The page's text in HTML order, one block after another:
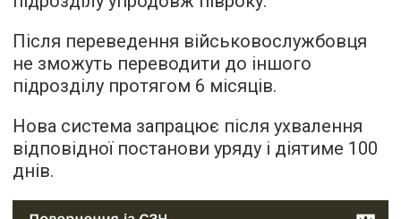
Після переведення військовослужбовця
не зможуть переводити до іншого
підрозділу протягом 6 місяців.
Нова система запрацює після ухвалення
відповідної постанови уряду і діятиме 100
днів.